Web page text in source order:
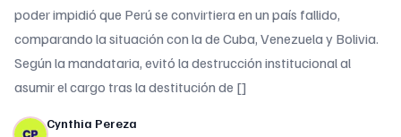
poder impidió que Perú se convirtiera en un país fallido,
comparando la situación con la de Cuba, Venezuela y Bolivia.
Según la mandataria, evitó la destrucción institucional al
asumir el cargo tras la destitución de []
Cynthia Pereza